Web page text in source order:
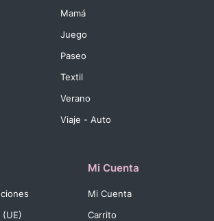
Mamá
Juego
Paseo
Textil
Verano
Viaje - Auto
Mi Cuenta
Mi Cuenta
Carrito